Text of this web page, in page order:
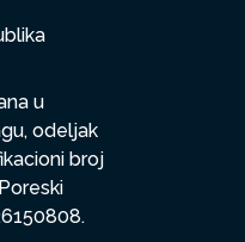
u
odeljak
broj